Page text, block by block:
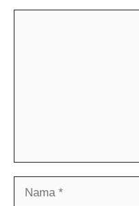
Nama